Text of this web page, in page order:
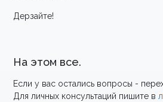
Дерзайте!
На этом все.
Если у вас остались вопросы -
Для личных консультаций пишите в